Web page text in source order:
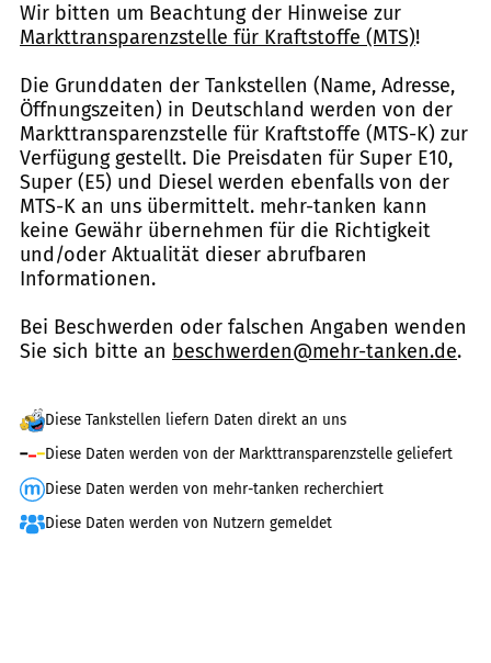
Wir bitten um Beachtung der Hinweise zur
Markttransparenzstelle für Kraftstoffe (MTS)!
Die Grunddaten der Tankstellen (Name, Adresse,
Öffnungszeiten) in Deutschland werden von der
Markttransparenzstelle für Kraftstoffe (MTS-K) zur
Verfügung gestellt. Die Preisdaten für Super E10,
Super (E5) und Diesel werden ebenfalls von der
MTS-K an uns übermittelt. mehr-tanken kann
keine Gewähr übernehmen für die Richtigkeit
und/oder Aktualität dieser abrufbaren
Informationen.
Bei Beschwerden oder falschen Angaben wenden
Sie sich bitte an beschwerden@mehr-tanken.de.
Diese Tankstellen liefern Daten direkt an uns
Diese Daten werden von der Markttransparenzstelle geliefert
Diese Daten werden von mehr-tanken recherchiert
Diese Daten werden von Nutzern gemeldet